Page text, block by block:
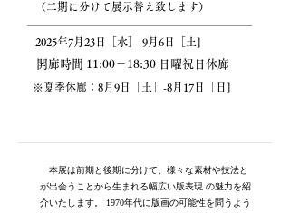
（二期に分けて展示替え致します）
2025年7月23日［水］-9月6日［土]
開廊時間 11:00－18:30 日曜祝日休廊
※夏季休廊：8月9日［土］-8月17日［日]
本展は前期と後期に分けて、様々な素材や技法と
が出会うことから生まれる幅広い版表現 の魅力を紹
介いたします。 1970年代に版画の可能性を問うよう